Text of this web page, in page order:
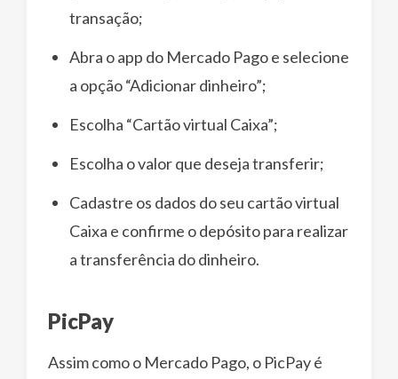
transação;
Abra o app do Mercado Pago e selecione
a opção “Adicionar dinheiro”;
Escolha “Cartão virtual Caixa”;
Escolha o valor que deseja transferir;
Cadastre os dados do seu cartão virtual
Caixa e confirme o depósito para realizar
a transferência do dinheiro.
PicPay
Assim como o Mercado Pago, o PicPay é